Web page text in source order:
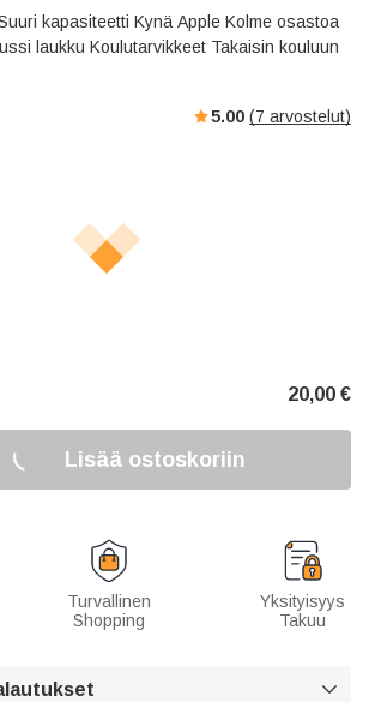
t
e
e
r
l
kapasiteetti Kynä Apple Kolme osastoa
laukku Koulutarvikkeet Takaisin kouluun
5.00 (7 arvostelut)
20,00 €
Lisää ostoskoriin
Turvallinen
Shopping
Yksityisyys
Takuu
